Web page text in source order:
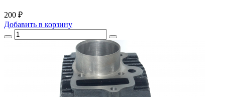
200 ₽
Добавить в корзину